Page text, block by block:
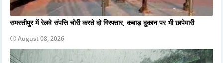
समस्तीपुर में रेलवे संपत्ति चोरी करते दो गिरफ्तार, कबाड़ दुकान पर भी छापेमारी
August 08, 2026